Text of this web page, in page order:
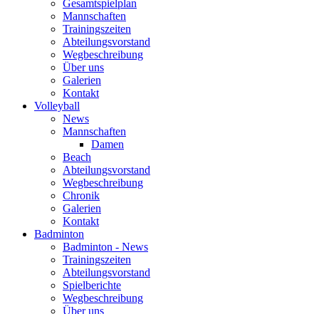
Gesamtspielplan
Mannschaften
Trainingszeiten
Abteilungsvorstand
Wegbeschreibung
Über uns
Galerien
Kontakt
Volleyball
News
Mannschaften
Damen
Beach
Abteilungsvorstand
Wegbeschreibung
Chronik
Galerien
Kontakt
Badminton
Badminton - News
Trainingszeiten
Abteilungsvorstand
Spielberichte
Wegbeschreibung
Über uns